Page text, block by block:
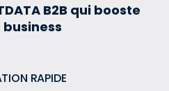
B2B qui booste
RAPIDE